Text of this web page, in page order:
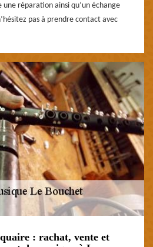
une réparation ainsi qu’un échange
pas à prendre contact avec
: rachat, vente et